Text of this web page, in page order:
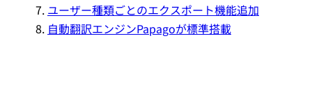
ユーザー種類ごとのエクスポート機能追加
自動翻訳エンジンPapagoが標準搭載